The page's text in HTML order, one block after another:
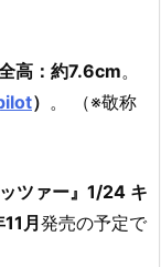
高：約7.6cm。
） 。 （※敬称
ツァー』1/24 キ
月 発売の予定で